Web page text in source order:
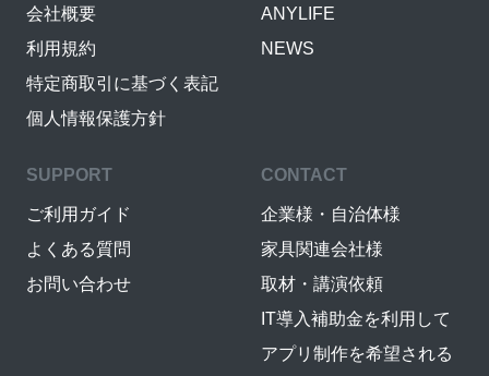
会社概要
利用規約
特定商取引に基づく表記
個人情報保護方針
ANYLIFE
NEWS
SUPPORT
ご利用ガイド
よくある質問
お問い合わせ
CONTACT
企業様・自治体様
家具関連会社様
取材・講演依頼
IT導入補助金を利用して
アプリ制作を希望される